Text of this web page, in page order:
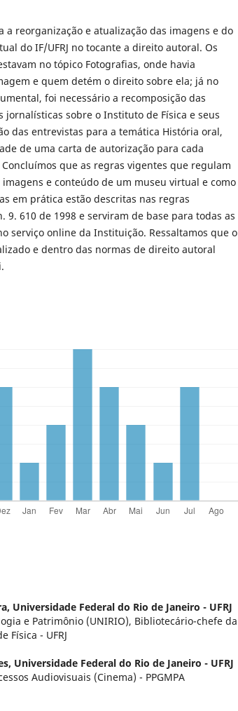
a reorganização e atualização das imagens e do
do IF/UFRJ no tocante a direito autoral. Os
no tópico Fotografias, onde havia
e quem detém o direito sobre ela; já no
foi necessário a recomposição das
jornalísticas sobre o Instituto de Física e seus
das entrevistas para a temática História oral,
de uma carta de autorização para cada
que as regras vigentes que regulam
e conteúdo de um museu virtual e como
em prática estão descritas nas regras
9. 610 de 1998 e serviram de base para todas as
serviço online da Instituição. Ressaltamos que o
e dentro das normas de direito autoral
Universidade Federal do Rio de Janeiro - UFRJ
e Patrimônio (UNIRIO), Bibliotecário-chefe da
Física - UFRJ
Universidade Federal do Rio de Janeiro - UFRJ
Audiovisuais (Cinema) - PPGMPA